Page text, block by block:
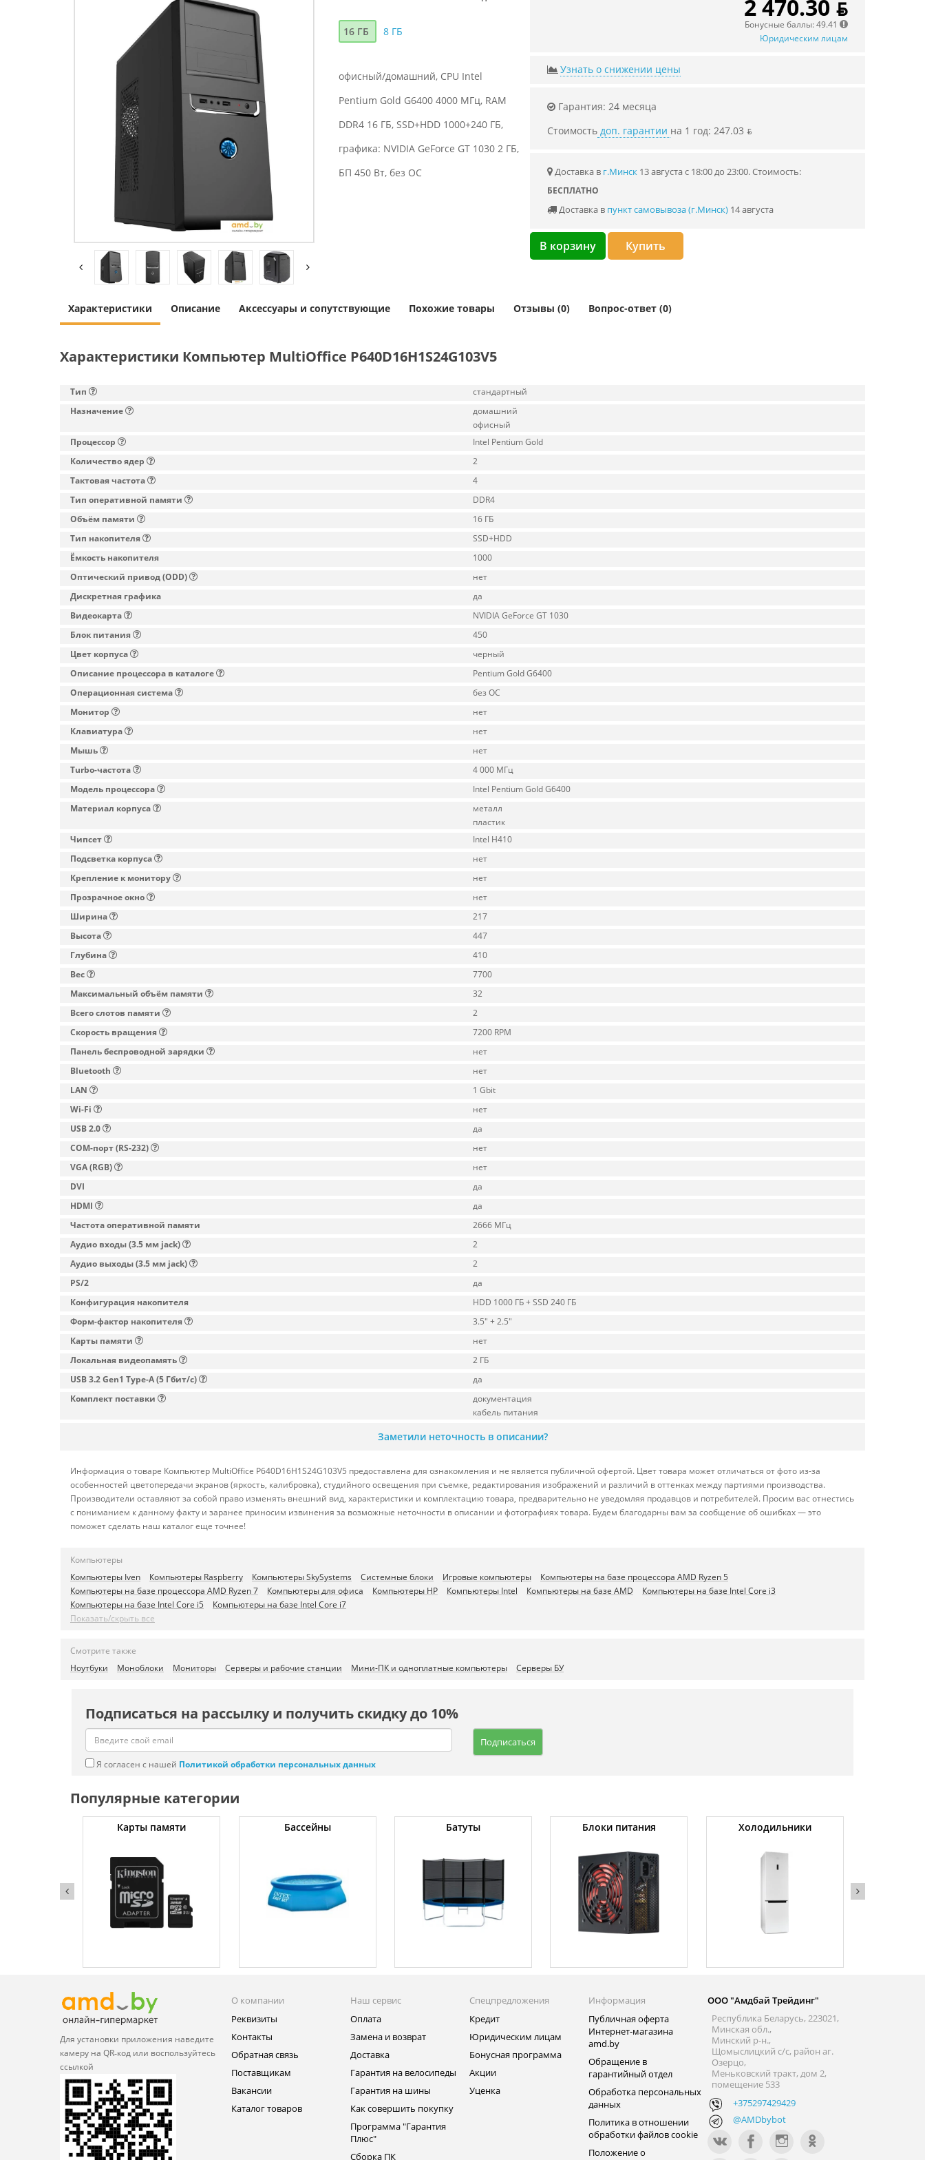
16 ГБ 8 ГБ
офисный/домашний, CPU Intel
Pentium Gold G6400 4000 МГц, RAM
DDR4 16 ГБ, SSD+HDD 1000+240 ГБ,
графика: NVIDIA GeForce GT 1030 2 ГБ,
БП 450 Вт, без ОС
2 470.30 ƃ
Бонусные баллы: 49.41
Юридическим лицам
Узнать о снижении цены
Гарантия: 24 месяца
Стоимостьдоп. гарантии на 1 год: 247.03 ƃ
Доставка в г.Минск13 августа с 18:00 до 23:00.Стоимость:
БЕСПЛАТНО
Доставка в пункт самовывоза (г.Минск)14 августа
В корзину Купить
Характеристики Описание Аксессуары и сопутствующие Похожие товары Отзывы (0) Вопрос-ответ (0)
Характеристики Компьютер MultiOffice P640D16H1S24G103V5
Тип
стандартный
Назначение
домашний
офисный
Процессор
Intel Pentium Gold
Количество ядер
2
Тактовая частота
4
Тип оперативной памяти
DDR4
Объём памяти
16 ГБ
Тип накопителя
SSD+HDD
Ёмкость накопителя
1000
Оптический привод (ODD)
нет
Дискретная графика
да
Видеокарта
NVIDIA GeForce GT 1030
Блок питания
450
Цвет корпуса
черный
Описание процессора в каталоге
Pentium Gold G6400
Операционная система
без ОС
Монитор
нет
Клавиатура
нет
Мышь
нет
Turbo-частота
4 000 МГц
Модель процессора
Intel Pentium Gold G6400
Материал корпуса
металл
пластик
Чипсет
Intel H410
Подсветка корпуса
нет
Крепление к монитору
нет
Прозрачное окно
нет
Ширина
217
Высота
447
Глубина
410
Вес
7700
Максимальный объём памяти
32
Всего слотов памяти
2
Скорость вращения
7200 RPM
Панель беспроводной зарядки
нет
Bluetooth
нет
LAN
1 Gbit
Wi-Fi
нет
USB 2.0
да
COM-порт (RS-232)
нет
VGA (RGB)
нет
DVI
да
HDMI
да
Частота оперативной памяти
2666 МГц
Аудио входы (3.5 мм jack)
2
Аудио выходы (3.5 мм jack)
2
PS/2
да
Конфигурация накопителя
HDD 1000 ГБ + SSD 240 ГБ
Форм-фактор накопителя
3.5" + 2.5"
Карты памяти
нет
Локальная видеопамять
2 ГБ
USB 3.2 Gen1 Type-A (5 Гбит/с)
да
Комплект поставки
документация
кабель питания
Заметили неточность в описании?
Информация о товаре Компьютер MultiOffice P640D16H1S24G103V5 предоставлена для ознакомления и не является публичной офертой. Цвет товара может отличаться от фото из-за
особенностей цветопередачи экранов (яркость, калибровка), студийного освещения при съемке, редактирования изображений и различий в оттенках между партиями производства.
Производители оставляют за собой право изменять внешний вид, характеристики и комплектацию товара, предварительно не уведомляя продавцов и потребителей. Просим вас отнестись
с пониманием к данному факту и заранее приносим извинения за возможные неточности в описании и фотографиях товара. Будем благодарны вам за сообщение об ошибках — это
поможет сделать наш каталог еще точнее!
Компьютеры
Компьютеры Iven
Компьютеры Raspberry Компьютеры SkySystems Системные блоки Игровые компьютеры
Компьютеры на базе процессора AMD Ryzen 5
Компьютеры на базе процессора AMD Ryzen 7
Компьютеры для офиса Компьютеры HP Компьютеры Intel Компьютеры на базе AMD
Компьютеры на базе Intel Core i3
Компьютеры на базе Intel Core i5
Компьютеры на базе Intel Core i7
Показать/скрыть все
Смотрите также
Ноутбуки
Моноблоки Мониторы Серверы и рабочие станции Мини-ПК и одноплатные компьютеры Серверы БУ
Подписаться на рассылку и получить скидку до 10%
Подписаться
Я согласен с нашей Политикой обработки персональных данных
Популярные категории
Карты памяти Бассейны Батуты Блоки питания Холодильники
Для установки приложения наведите
камеру на QR‑код или воспользуйтесь
ссылкой
О компании
Реквизиты
Контакты
Обратная связь
Поставщикам
Вакансии
Каталог товаров
Наш сервис
Оплата
Замена и возврат
Доставка
Гарантия на велосипеды
Гарантия на шины
Как совершить покупку
Программа "Гарантия
Плюс"
Сборка ПК
Спецпредложения
Кредит
Юридическим лицам
Бонусная программа
Акции
Уценка
Информация
Публичная оферта
Интернет-магазина
amd.by
Обращение в
гарантийный отдел
Обработка персональных
данных
Политика в отношении
обработки файлов cookie
Положение о
ООО "Амдбай Трейдинг"
Республика Беларусь, 223021,
Минская обл.,
Минский р-н.,
Щомыслицкий с/с, район аг.
Озерцо,
Меньковский тракт, дом 2,
помещение 533
+375297429429
@AMDbybot